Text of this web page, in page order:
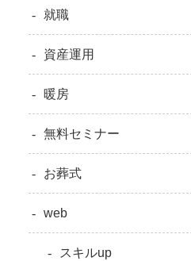
就職
資産運用
暖房
無料セミナー
お葬式
web
スキルup